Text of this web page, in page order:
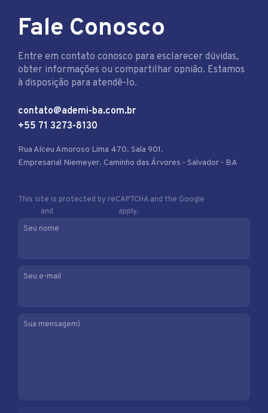
Fale Conosco
Entre em contato conosco para esclarecer dúvidas,
obter informações ou compartilhar opnião. Estamos
à disposição para atendê-lo.
contato@ademi-ba.com.br
+55 71 3273-8130
Rua Alceu Amoroso Lima 470. Sala 901.
Empresarial Niemeyer. Caminho das Árvores - Salvador - BA
This site is protected by reCAPTCHA and the Google
and
apply.
Seu nome
Seu e-mail
Sua mensagem)